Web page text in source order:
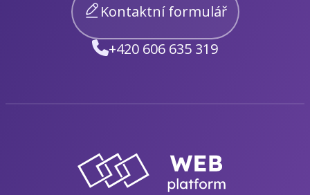
Kontaktní formulář
+420 606 635 319